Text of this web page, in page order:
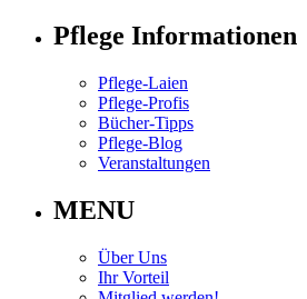
Pflege Informationen
Pflege-Laien
Pflege-Profis
Bücher-Tipps
Pflege-Blog
Veranstaltungen
MENU
Über Uns
Ihr Vorteil